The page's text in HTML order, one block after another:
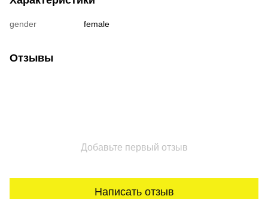
gender female
Отзывы
Добавьте первый отзыв
Написать отзыв